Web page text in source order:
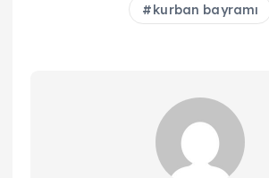
kurban bayramı